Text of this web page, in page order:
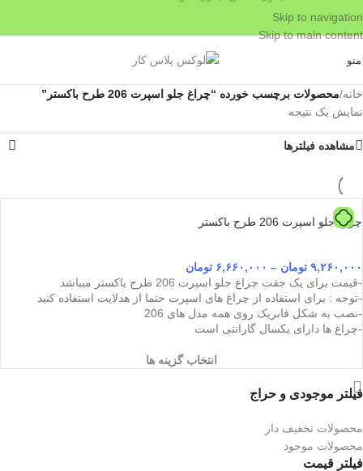
Skip to navigation
Skip to main content
منو
فیلتر موجودی و حراج
محصولات تخفیف دار
محصولات موجود
فیلتر قیمت
خانه/محصولات برچسب خورده “چراغ جلو اسپرت 206 طرح باکستر”
نمایش یک نتیجه
مشاهده فیلترها
چراغ جلو اسپرت 206 طرح باکستر
۹,۲۶۰,۰۰۰ تومان – ۶,۶۶۰,۰۰۰ تومان
-قیمت برای یک جفت چراغ جلو اسپرت 206 طرح باکستر میباشد
-توجه : برای استفاده از چراغ های اسپرت حتما از هدلایت استفاده کنید
-نصب به شکل فابریک روی همه مدل های 206
-چراغ ها دارای یکسال گارانتی است
انتخاب گزینه ها